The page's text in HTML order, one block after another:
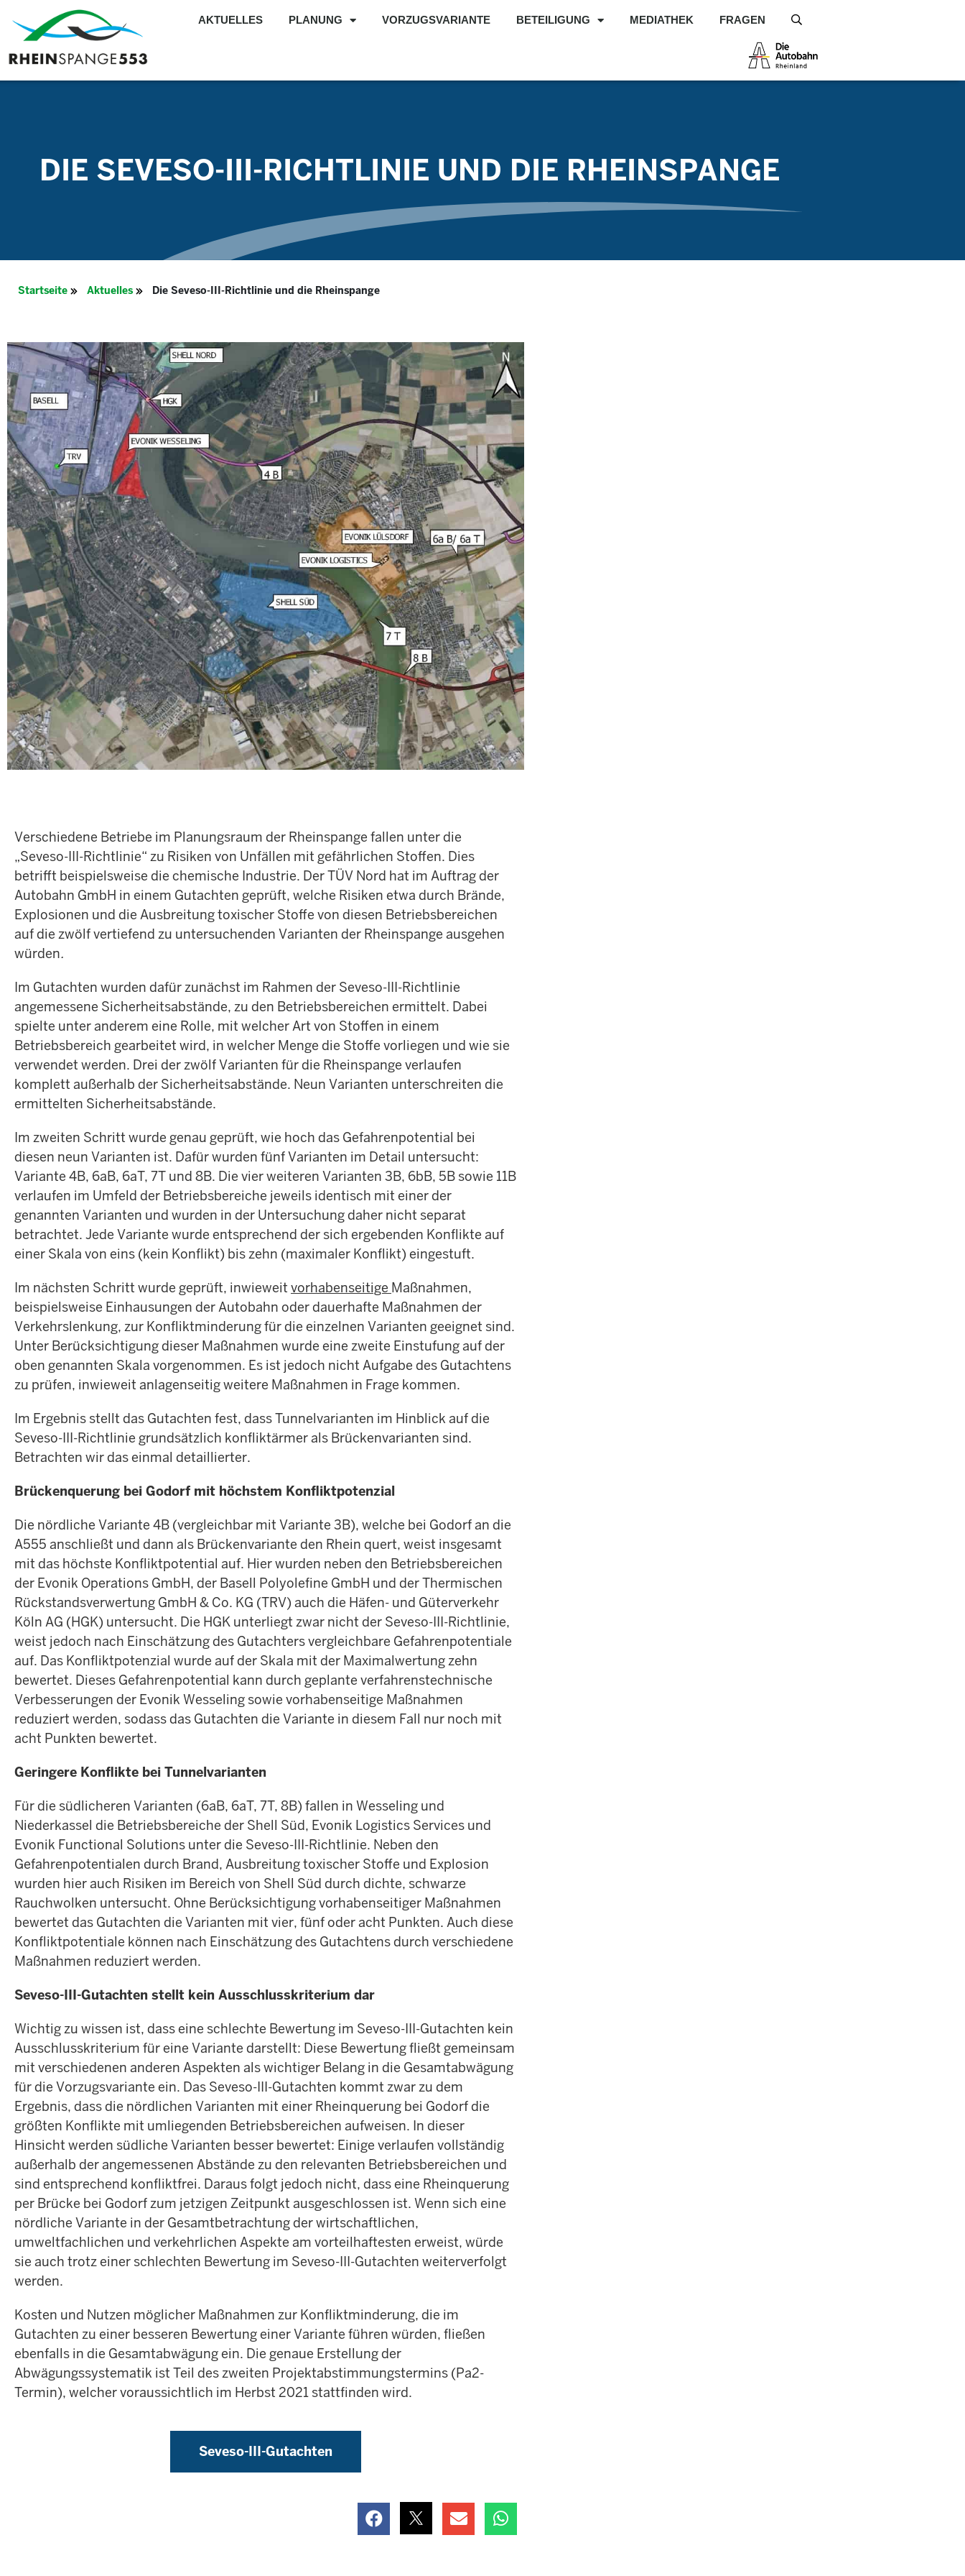
AKTUELLES PLANUNG VORZUGSVARIANTE BETEILIGUNG MEDIATHEK FRAGEN
DIE SEVESO-III-RICHTLINIE UND DIE RHEINSPANGE
Startseite Aktuelles Die Seveso-III-Richtlinie und die Rheinspange
Verschiedene Betriebe im Planungsraum der Rheinspange fallen unter die
„Seveso-III-Richtlinie“ zu Risiken von Unfällen mit gefährlichen Stoffen. Dies
betrifft beispielsweise die chemische Industrie. Der TÜV Nord hat im Auftrag der
Autobahn GmbH in einem Gutachten geprüft, welche Risiken etwa durch Brände,
Explosionen und die Ausbreitung toxischer Stoffe von diesen Betriebsbereichen
auf die zwölf vertiefend zu untersuchenden Varianten der Rheinspange ausgehen
würden.
Im Gutachten wurden dafür zunächst im Rahmen der Seveso-III-Richtlinie
angemessene Sicherheitsabstände, zu den Betriebsbereichen ermittelt. Dabei
spielte unter anderem eine Rolle, mit welcher Art von Stoffen in einem
Betriebsbereich gearbeitet wird, in welcher Menge die Stoffe vorliegen und wie sie
verwendet werden. Drei der zwölf Varianten für die Rheinspange verlaufen
komplett außerhalb der Sicherheitsabstände. Neun Varianten unterschreiten die
ermittelten Sicherheitsabstände.
Im zweiten Schritt wurde genau geprüft, wie hoch das Gefahrenpotential bei
diesen neun Varianten ist. Dafür wurden fünf Varianten im Detail untersucht:
Variante 4B, 6aB, 6aT, 7T und 8B. Die vier weiteren Varianten 3B, 6bB, 5B sowie 11B
verlaufen im Umfeld der Betriebsbereiche jeweils identisch mit einer der
genannten Varianten und wurden in der Untersuchung daher nicht separat
betrachtet. Jede Variante wurde entsprechend der sich ergebenden Konflikte auf
einer Skala von eins (kein Konflikt) bis zehn (maximaler Konflikt) eingestuft.
Im nächsten Schritt wurde geprüft, inwieweit vorhabenseitige Maßnahmen,
beispielsweise Einhausungen der Autobahn oder dauerhafte Maßnahmen der
Verkehrslenkung, zur Konfliktminderung für die einzelnen Varianten geeignet sind.
Unter Berücksichtigung dieser Maßnahmen wurde eine zweite Einstufung auf der
oben genannten Skala vorgenommen. Es ist jedoch nicht Aufgabe des Gutachtens
zu prüfen, inwieweit anlagenseitig weitere Maßnahmen in Frage kommen.
Im Ergebnis stellt das Gutachten fest, dass Tunnelvarianten im Hinblick auf die
Seveso-III-Richtlinie grundsätzlich konfliktärmer als Brückenvarianten sind.
Betrachten wir das einmal detaillierter.
Brückenquerung bei Godorf mit höchstem Konfliktpotenzial
Die nördliche Variante 4B (vergleichbar mit Variante 3B), welche bei Godorf an die
A555 anschließt und dann als Brückenvariante den Rhein quert, weist insgesamt
mit das höchste Konfliktpotential auf. Hier wurden neben den Betriebsbereichen
der Evonik Operations GmbH, der Basell Polyolefine GmbH und der Thermischen
Rückstandsverwertung GmbH & Co. KG (TRV) auch die Häfen- und Güterverkehr
Köln AG (HGK) untersucht. Die HGK unterliegt zwar nicht der Seveso-III-Richtlinie,
weist jedoch nach Einschätzung des Gutachters vergleichbare Gefahrenpotentiale
auf. Das Konfliktpotenzial wurde auf der Skala mit der Maximalwertung zehn
bewertet. Dieses Gefahrenpotential kann durch geplante verfahrenstechnische
Verbesserungen der Evonik Wesseling sowie vorhabenseitige Maßnahmen
reduziert werden, sodass das Gutachten die Variante in diesem Fall nur noch mit
acht Punkten bewertet.
Geringere Konflikte bei Tunnelvarianten
Für die südlicheren Varianten (6aB, 6aT, 7T, 8B) fallen in Wesseling und
Niederkassel die Betriebsbereiche der Shell Süd, Evonik Logistics Services und
Evonik Functional Solutions unter die Seveso-III-Richtlinie. Neben den
Gefahrenpotentialen durch Brand, Ausbreitung toxischer Stoffe und Explosion
wurden hier auch Risiken im Bereich von Shell Süd durch dichte, schwarze
Rauchwolken untersucht. Ohne Berücksichtigung vorhabenseitiger Maßnahmen
bewertet das Gutachten die Varianten mit vier, fünf oder acht Punkten. Auch diese
Konfliktpotentiale können nach Einschätzung des Gutachtens durch verschiedene
Maßnahmen reduziert werden.
Seveso-III-Gutachten stellt kein Ausschlusskriterium dar
Wichtig zu wissen ist, dass eine schlechte Bewertung im Seveso-III-Gutachten kein
Ausschlusskriterium für eine Variante darstellt: Diese Bewertung fließt gemeinsam
mit verschiedenen anderen Aspekten als wichtiger Belang in die Gesamtabwägung
für die Vorzugsvariante ein. Das Seveso-III-Gutachten kommt zwar zu dem
Ergebnis, dass die nördlichen Varianten mit einer Rheinquerung bei Godorf die
größten Konflikte mit umliegenden Betriebsbereichen aufweisen. In dieser
Hinsicht werden südliche Varianten besser bewertet: Einige verlaufen vollständig
außerhalb der angemessenen Abstände zu den relevanten Betriebsbereichen und
sind entsprechend konfliktfrei. Daraus folgt jedoch nicht, dass eine Rheinquerung
per Brücke bei Godorf zum jetzigen Zeitpunkt ausgeschlossen ist. Wenn sich eine
nördliche Variante in der Gesamtbetrachtung der wirtschaftlichen,
umweltfachlichen und verkehrlichen Aspekte am vorteilhaftesten erweist, würde
sie auch trotz einer schlechten Bewertung im Seveso-III-Gutachten weiterverfolgt
werden.
Kosten und Nutzen möglicher Maßnahmen zur Konfliktminderung, die im
Gutachten zu einer besseren Bewertung einer Variante führen würden, fließen
ebenfalls in die Gesamtabwägung ein. Die genaue Erstellung der
Abwägungssystematik ist Teil des zweiten Projektabstimmungstermins (Pa2-
Termin), welcher voraussichtlich im Herbst 2021 stattfinden wird.
Seveso-III-Gutachten